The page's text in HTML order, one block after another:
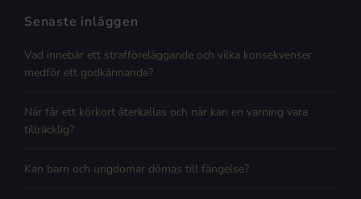
Senaste inläggen
Vad innebär ett strafföreläggande och vilka konsekvenser
medför ett godkännande?
När får ett körkort återkallas och när kan en varning vara
tillräcklig?
Kan barn och ungdomar dömas till fängelse?